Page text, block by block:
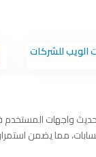
الويب للشركات
واجهات المستخدم
مما يضمن